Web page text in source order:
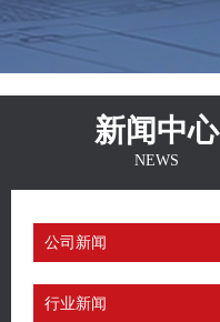
新闻中心
NEWS
公司新闻
行业新闻